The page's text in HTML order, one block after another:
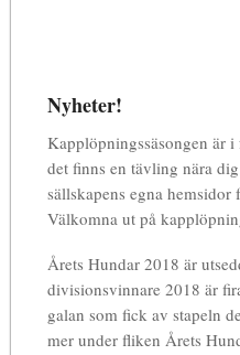
Nyheter!
Kapplöpningssäsongen är
det finns en tävling nära
sällskapens egna
Välkomna ut på
Årets Hundar 2018 är
divisionsvinnare 2018 är
galan som fick av stapeln
mer under fliken Årets